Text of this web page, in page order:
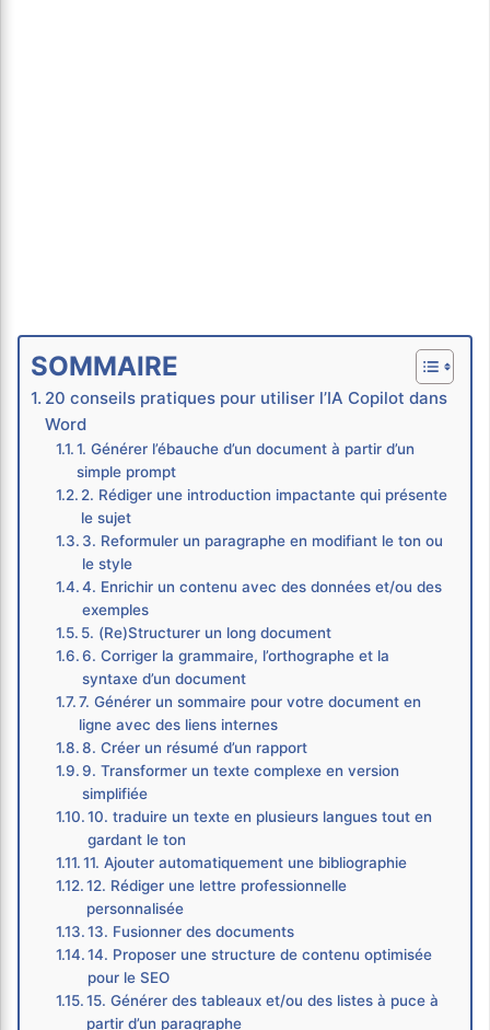
SOMMAIRE
20 conseils pratiques pour utiliser l’IA Copilot dans
Word
1. Générer l’ébauche d’un document à partir d’un
simple prompt
2. Rédiger une introduction impactante qui présente
le sujet
3. Reformuler un paragraphe en modifiant le ton ou
le style
4. Enrichir un contenu avec des données et/ou des
exemples
5. (Re)Structurer un long document
6. Corriger la grammaire, l’orthographe et la
syntaxe d’un document
7. Générer un sommaire pour votre document en
ligne avec des liens internes
8. Créer un résumé d’un rapport
9. Transformer un texte complexe en version
simplifiée
10. traduire un texte en plusieurs langues tout en
gardant le ton
11. Ajouter automatiquement une bibliographie
12. Rédiger une lettre professionnelle
personnalisée
13. Fusionner des documents
14. Proposer une structure de contenu optimisée
pour le SEO
15. Générer des tableaux et/ou des listes à puce à
partir d’un paragraphe